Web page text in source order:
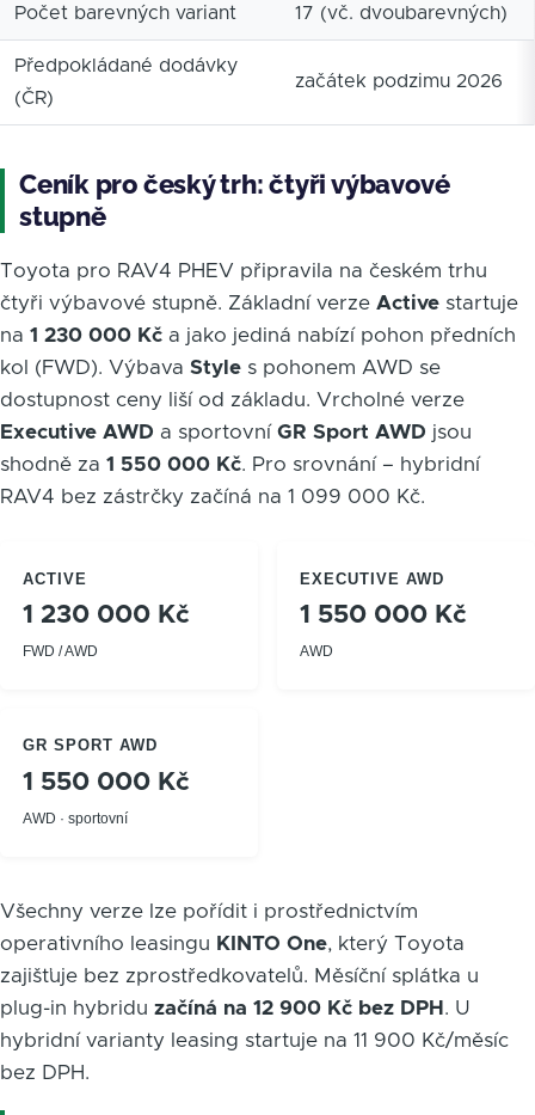
Počet barevných variant 17 (vč. dvoubarevných)
Předpokládané dodávky
(ČR)
začátek podzimu 2026
Ceník pro český trh: čtyři výbavové
stupně
Toyota pro RAV4 PHEV připravila na českém trhu
čtyři výbavové stupně. Základní verze Active startuje
na 1 230 000 Kč a jako jediná nabízí pohon předních
kol (FWD). Výbava Style s pohonem AWD se
dostupnost ceny liší od základu. Vrcholné verze
Executive AWD a sportovní GR Sport AWD jsou
shodně za 1 550 000 Kč. Pro srovnání – hybridní
RAV4 bez zástrčky začíná na 1 099 000 Kč.
ACTIVE
1 230 000 Kč
FWD / AWD
EXECUTIVE AWD
1 550 000 Kč
AWD
GR SPORT AWD
1 550 000 Kč
AWD · sportovní
Všechny verze lze pořídit i prostřednictvím
operativního leasingu KINTO One, který Toyota
zajišťuje bez zprostředkovatelů. Měsíční splátka u
plug-in hybridu začíná na 12 900 Kč bez DPH . U
hybridní varianty leasing startuje na 11 900 Kč/měsíc
bez DPH.